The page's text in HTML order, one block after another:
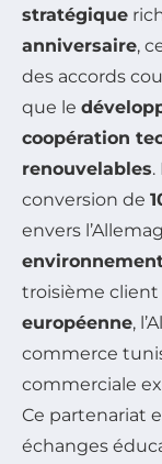
stratégique
anniversaire,
des accords
que le
coopération
renouvelables.
conversion de
envers
troisième client
européenne,
commerce
commerciale
Ce partenariat
échanges